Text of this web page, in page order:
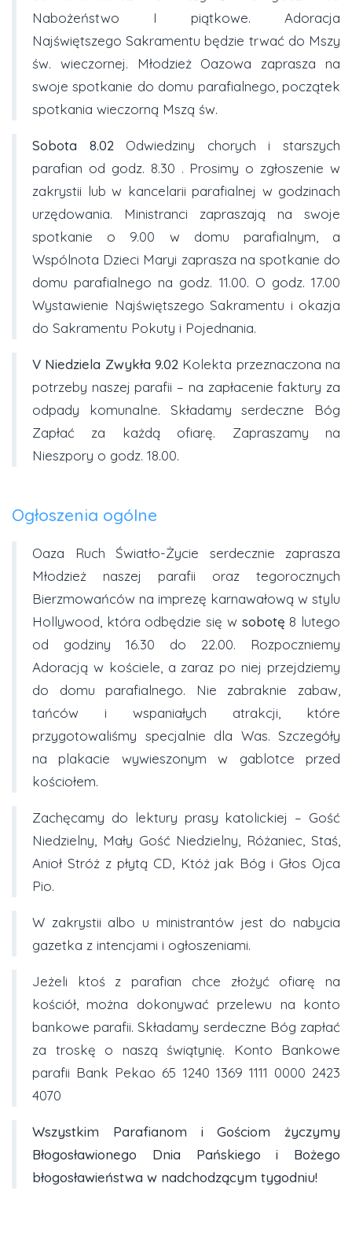
Nabożeństwo I piątkowe. Adoracja
Najświętszego Sakramentu będzie trwać do Mszy
św. wieczornej. Młodzież Oazowa zaprasza na
swoje spotkanie do domu parafialnego, początek
spotkania wieczorną Mszą św.
Sobota 8.02Odwiedziny chorych i starszych
parafian od godz. 8.30 . Prosimy o zgłoszenie w
zakrystii lub w kancelarii parafialnej w godzinach
urzędowania. Ministranci zapraszają na swoje
spotkanie o 9.00 w domu parafialnym, a
Wspólnota Dzieci Maryi zaprasza na spotkanie do
domu parafialnego na godz. 11.00. O godz. 17.00
Wystawienie Najświętszego Sakramentu i okazja
do Sakramentu Pokuty i Pojednania.
V Niedziela Zwykła 9.02 Kolekta przeznaczona na
potrzeby naszej parafii – na zapłacenie faktury za
odpady komunalne. Składamy serdeczne Bóg
Zapłać za każdą ofiarę. Zapraszamy na
Nieszpory o godz. 18.00.
Ogłoszenia ogólne
Oaza Ruch Światło-Życie serdecznie zaprasza
Młodzież naszej parafii oraz tegorocznych
Bierzmowańców na imprezę karnawałową w stylu
Hollywood, która odbędzie się w sobotę 8 lutego
od godziny 16.30 do 22.00. Rozpoczniemy
Adoracją w kościele, a zaraz po niej przejdziemy
do domu parafialnego. Nie zabraknie zabaw,
tańców i wspaniałych atrakcji, które
przygotowaliśmy specjalnie dla Was. Szczegóły
na plakacie wywieszonym w gablotce przed
kościołem.
Zachęcamy do lektury prasy katolickiej – Gość
Niedzielny, Mały Gość Niedzielny, Różaniec, Staś,
Anioł Stróż z płytą CD, Któż jak Bóg i Głos Ojca
Pio.
W zakrystii albo u ministrantów jest do nabycia
gazetka z intencjami i ogłoszeniami.
Jeżeli ktoś z parafian chce złożyć ofiarę na
kościół, można dokonywać przelewu na konto
bankowe parafii. Składamy serdeczne Bóg zapłać
za troskę o naszą świątynię. Konto Bankowe
parafii Bank Pekao 65 1240 1369 1111 0000 2423
4070
Wszystkim Parafianom i Gościom życzymy
Błogosławionego Dnia Pańskiego i Bożego
błogosławieństwa w nadchodzącym tygodniu!